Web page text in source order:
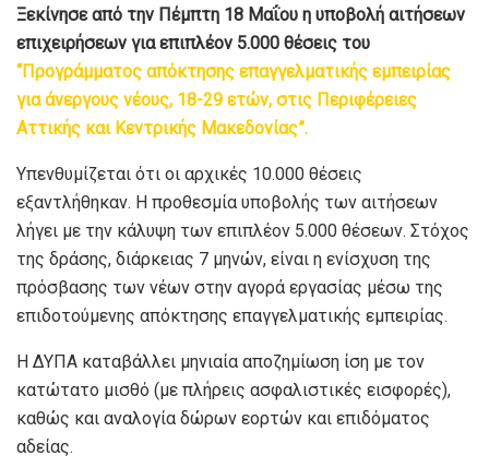
Ξεκίνησε από την Πέμπτη 18 Μαΐου η υποβολή αιτήσεων
επιχειρήσεων για επιπλέον 5.000 θέσεις του
“Προγράμματος απόκτησης επαγγελματικής εμπειρίας
για άνεργους νέους, 18-29 ετών, στις Περιφέρειες
Αττικής και Κεντρικής Μακεδονίας”.
Υπενθυμίζεται ότι οι αρχικές 10.000 θέσεις
εξαντλήθηκαν. Η προθεσμία υποβολής των αιτήσεων
λήγει με την κάλυψη των επιπλέον 5.000 θέσεων. Στόχος
της δράσης, διάρκειας 7 μηνών, είναι η ενίσχυση της
πρόσβασης των νέων στην αγορά εργασίας μέσω της
επιδοτούμενης απόκτησης επαγγελματικής εμπειρίας.
Η ΔΥΠΑ καταβάλλει μηνιαία αποζημίωση ίση με τον
κατώτατο μισθό (με πλήρεις ασφαλιστικές εισφορές),
καθώς και αναλογία δώρων εορτών και επιδόματος
αδείας.